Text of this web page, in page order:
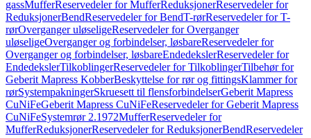
gassMufferReservedeler for MufferReduksjonerReservedeler for
ReduksjonerBendReservedeler for BendT-rørReservedeler for T-
rørOverganger uløseligeReservedeler for Overganger
uløseligeOverganger og forbindelser, løsbareReservedeler for
Overganger og forbindelser, løsbareEndedekslerReservedeler for
EndedekslerTilkoblingerReservedeler for TilkoblingerTilbehør for
Geberit Mapress KobberBeskyttelse for rør og fittingsKlammer for
rørSystempakningerSkruesett til flensforbindelserGeberit Mapress
CuNiFeGeberit Mapress CuNiFeReservedeler for Geberit Mapress
CuNiFeSystemrør 2.1972MufferReservedeler for
MufferReduksjonerReservedeler for ReduksjonerBendReservedeler